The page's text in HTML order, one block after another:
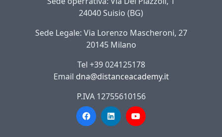
24040 Suisio (BG)
Sede Legale: Via Lorenzo Mascheroni, 27
20145 Milano
Tel +39 024125178
Email dna@distanceacademy.it
P.IVA 12755610156